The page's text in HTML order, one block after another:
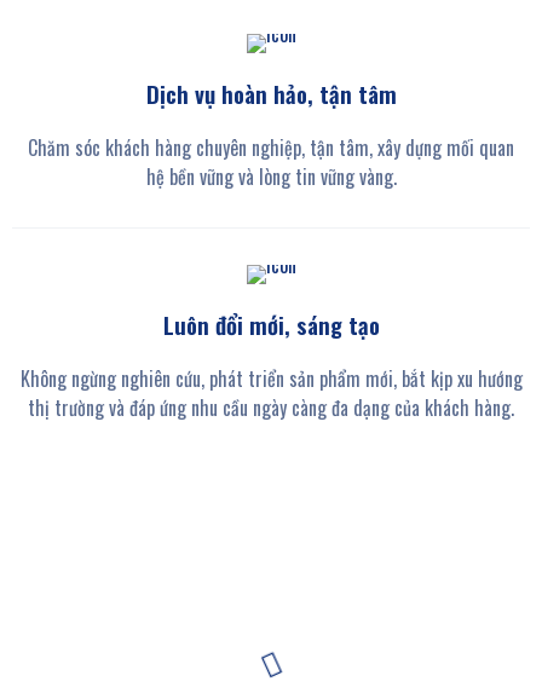
Dịch vụ hoàn hảo, tận tâm
Chăm sóc khách hàng chuyên nghiệp, tận tâm, xây dựng mối quan
hệ bền vững và lòng tin vững vàng.
Luôn đổi mới, sáng tạo
Không ngừng nghiên cứu, phát triển sản phẩm mới, bắt kịp xu hướng
thị trường và đáp ứng nhu cầu ngày càng đa dạng của khách hàng.